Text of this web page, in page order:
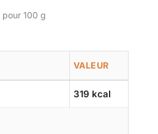
pour 100 g
VALEUR
319 kcal